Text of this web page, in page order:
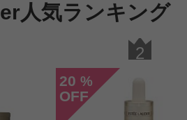
人気ランキング
2
20 %
OFF